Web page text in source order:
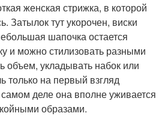
женская стрижка, в которой
Затылок тут укорочен, виски
шапочка остается
и можно стилизовать разными
объем, укладывать набок или
только на первый взгляд
деле она вполне уживается
образами.